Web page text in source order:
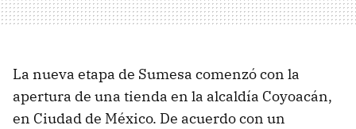
La nueva etapa de Sumesa comenzó con la
apertura de una tienda en la alcaldía Coyoacán,
en Ciudad de México. De acuerdo con un